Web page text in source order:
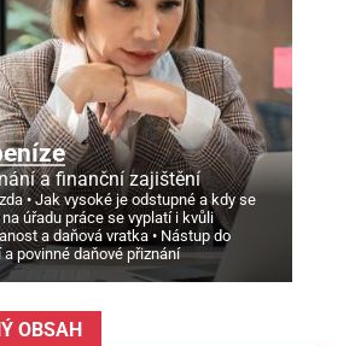
a finanční zajištění
Jak vysoké je odstupné a kdy se
úřadu práce se vyplatí i kvůli
a daňová vratka
Nástup do
povinné daňové přiznání
OBSAH